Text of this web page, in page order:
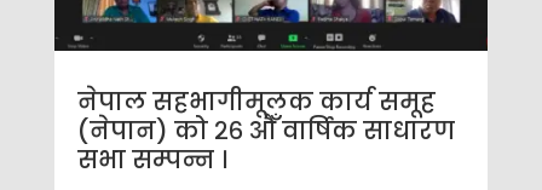
नेपाल सहभागीमूलक कार्य समूह
(नेपान) को २६ औँ वार्षिक साधारण
सभा सम्पन्न ।